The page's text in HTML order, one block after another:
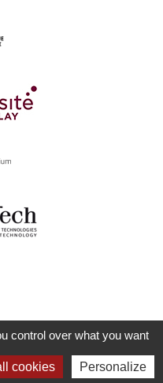
control over what you want
cookies Personalize